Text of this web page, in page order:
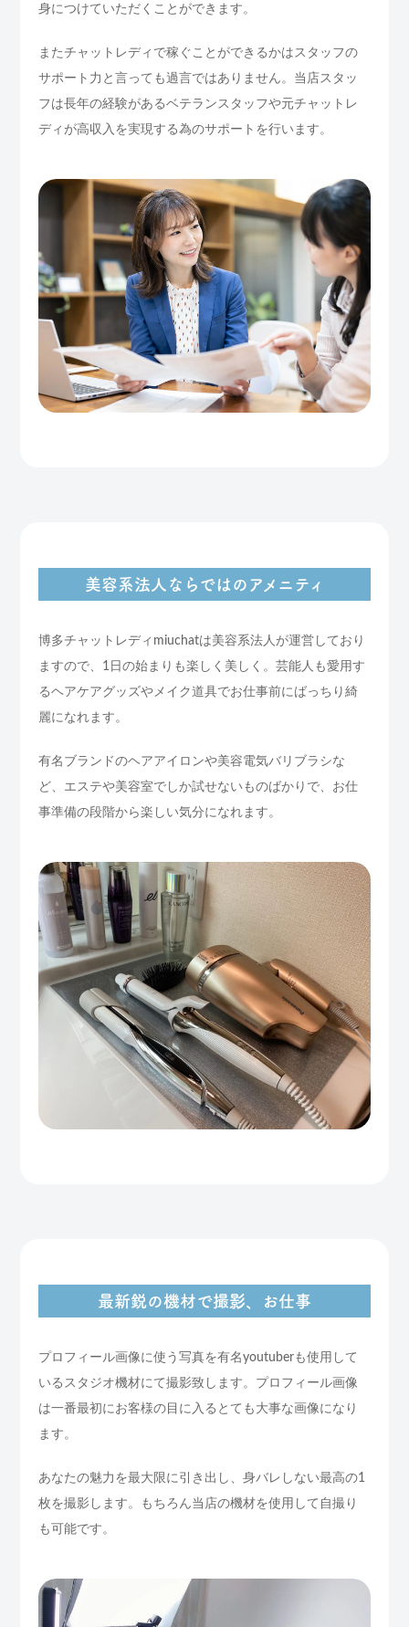
身につけていただくことができます。
またチャットレディで稼ぐことができるかはスタッフの
サポート力と言っても過言ではありません。当店スタッ
フは長年の経験があるベテランスタッフや元チャットレ
ディが高収入を実現する為のサポートを行います。
美容系法人ならではのアメニティ
博多チャットレディmiuchatは美容系法人が運営しており
ますので、1日の始まりも楽しく美しく。芸能人も愛用す
るヘアケアグッズやメイク道具でお仕事前にばっちり綺
麗になれます。
有名ブランドのヘアアイロンや美容電気バリブラシな
ど、エステや美容室でしか試せないものばかりで、お仕
事準備の段階から楽しい気分になれます。
最新鋭の機材で撮影、お仕事
プロフィール画像に使う写真を有名youtuberも使用して
いるスタジオ機材にて撮影致します。プロフィール画像
は一番最初にお客様の目に入るとても大事な画像になり
ます。
あなたの魅力を最大限に引き出し、身バレしない最高の1
枚を撮影します。もちろん当店の機材を使用して自撮り
も可能です。